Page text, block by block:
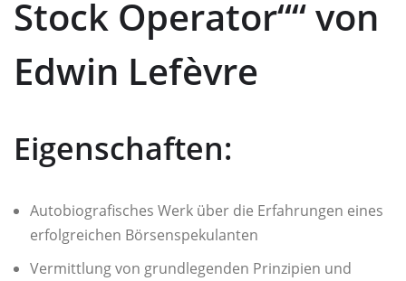
Stock Operator““ von
Edwin Lefèvre
Eigenschaften:
Autobiografisches Werk über die Erfahrungen eines
erfolgreichen Börsenspekulanten
Vermittlung von grundlegenden Prinzipien und